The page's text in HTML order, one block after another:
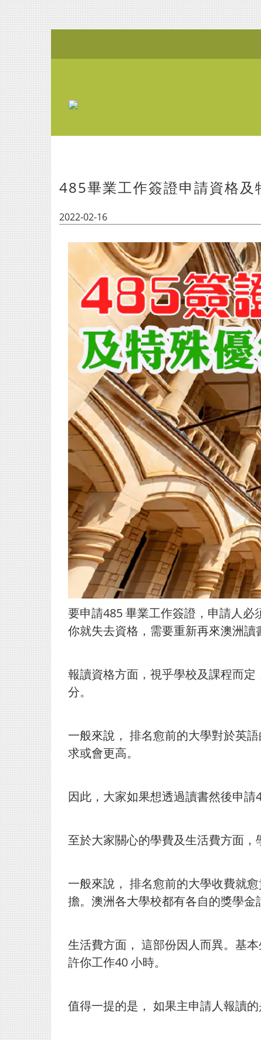
485畢業工作簽證申請資格及
2022-02-16
要申請485 畢業工作簽證，申請人必
你就失去資格，需要重新再來澳洲讀
報讀資格方面，視乎學校及課程而定
分。
一般來說， 排名愈前的大學對於英
求或會更高。
因此，大家如果想透過讀書然後申請
至於大家關心的學費及生活費方面，
一般來說， 排名愈前的大學收費就
擔。澳洲各大學校都有各自的獎學金
生活費方面， 這部份因人而異。基
許你工作40 小時。
值得一提的是， 如果主申請人報讀